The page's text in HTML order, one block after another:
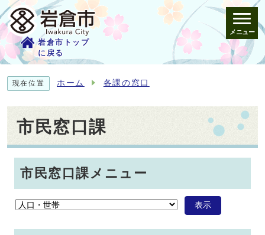
岩倉市トップ
に戻る
メニュー
現在位置 ホーム 各課の窓口
市民窓口課
市民窓口課メニュー
表示